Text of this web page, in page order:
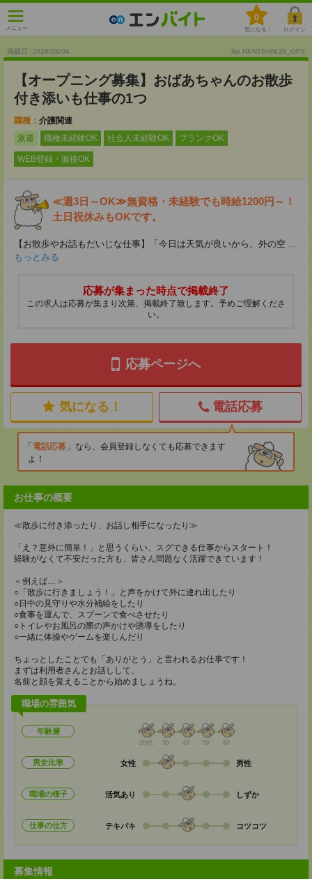
メニュー
0
気になる！ ログイン
掲載日 :2026/08/04 No.NKNTSHNI39_OP9
【オープニング募集】おばあちゃんのお散歩
付き添いも仕事の1つ
職種： 介護関連
派遣
職種未経験OK 社会人未経験OK ブランクOK
WEB登録・面接OK
≪週3日～OK≫無資格・未経験でも時給1200円～！
土日祝休みもOKです。
【お散歩やお話もだいじな仕事】「今日は天気が良いから、外の空 ...
もっとみる
応募が集まった時点で掲載終了
この求人は応募が集まり次第、掲載終了致します。予めご理解くださ
い。
応募ページへ
気になる！ 電話応募
電話応募
なら、会員登録しなくても応募できます
よ！
お仕事の概要
≪散歩に付き添ったり、お話し相手になったり≫
「え？意外に簡単！」と思うくらい、スグできる仕事からスタート！
経験がなくて不安だった方も、皆さん問題なく活躍できています！
＜例えば…＞
○「散歩に行きましょう！」と声をかけて外に連れ出したり
○日中の見守りや水分補給をしたり
○食事を運んで、スプーンで食べさせたり
○トイレやお風呂の際の声かけや誘導をしたり
○一緒に体操やゲームを楽しんだり
ちょっとしたことでも「ありがとう」と言われるお仕事です！
まずは利用者さんとお話しして、
名前と顔を覚えることから始めましょうね。
職場の雰囲気
年齢層
20代 30 40 50 60
男女比率 女性 男性
職場の様子 活気あり しずか
仕事の仕方 テキパキ コツコツ
募集情報